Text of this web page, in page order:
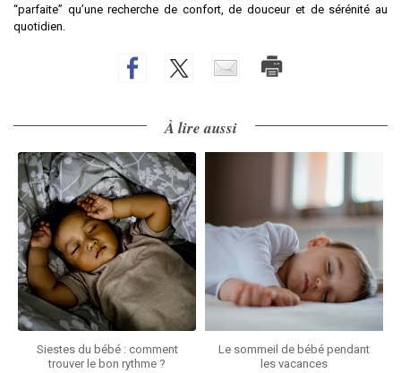
“parfaite” qu’une recherche de confort, de douceur et de sérénité au
quotidien.
À lire aussi
Siestes du bébé : comment
trouver le bon rythme ?
Le sommeil de bébé pendant
les vacances